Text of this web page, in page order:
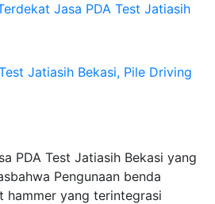
Jasa PDA Test Jatiasih
Jatiasih Bekasi, Pile Driving
PDA Test Jatiasih Bekasi yang
Pengunaan benda
hammer yang terintegrasi